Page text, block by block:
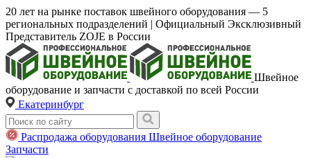
20 лет на рынке поставок швейного оборудования — 5
региональных подразделений | Официальный Эксклюзивный
Представитель ZOJE в России
Швейное
оборудование и запчасти с доставкой по всей России
Екатеринбург
Распродажа оборудования Швейное оборудование
Запчасти